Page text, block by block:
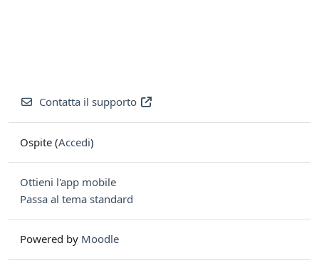
Contatta il supporto
Ospite (Accedi)
Ottieni l'app mobile
Passa al tema standard
Powered by Moodle